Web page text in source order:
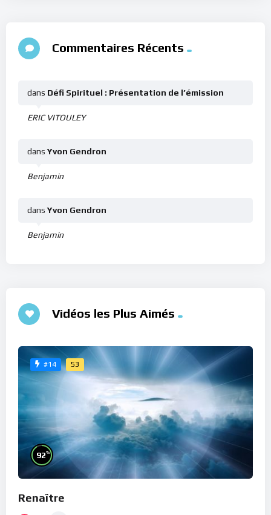
Commentaires Récents
ERIC VITOULEY
dans Défi Spirituel : Présentation de l’émission
Benjamin
dans Yvon Gendron
Benjamin
dans Yvon Gendron
Vidéos les Plus Aimés
#14 53
92%
Renaître